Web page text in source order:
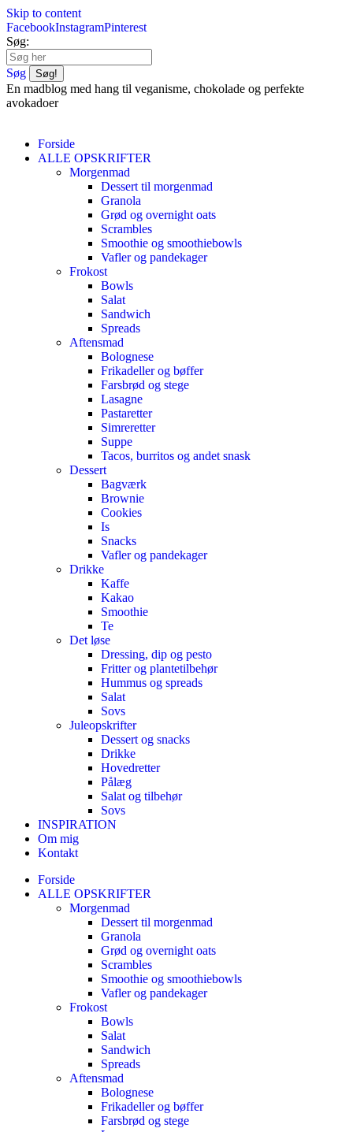
Skip to content
FacebookInstagramPinterest
Søg:
Søg
En madblog med hang til veganisme, chokolade og perfekte
avokadoer
Forside
ALLE OPSKRIFTER
Morgenmad
Dessert til morgenmad
Granola
Grød og overnight oats
Scrambles
Smoothie og smoothiebowls
Vafler og pandekager
Frokost
Bowls
Salat
Sandwich
Spreads
Aftensmad
Bolognese
Frikadeller og bøffer
Farsbrød og stege
Lasagne
Pastaretter
Simreretter
Suppe
Tacos, burritos og andet snask
Dessert
Bagværk
Brownie
Cookies
Is
Snacks
Vafler og pandekager
Drikke
Kaffe
Kakao
Smoothie
Te
Det løse
Dressing, dip og pesto
Fritter og plantetilbehør
Hummus og spreads
Salat
Sovs
Juleopskrifter
Dessert og snacks
Drikke
Hovedretter
Pålæg
Salat og tilbehør
Sovs
INSPIRATION
Om mig
Kontakt
Forside
ALLE OPSKRIFTER
Morgenmad
Dessert til morgenmad
Granola
Grød og overnight oats
Scrambles
Smoothie og smoothiebowls
Vafler og pandekager
Frokost
Bowls
Salat
Sandwich
Spreads
Aftensmad
Bolognese
Frikadeller og bøffer
Farsbrød og stege